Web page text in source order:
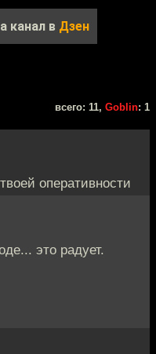
канал в Дзен
всего: 11, Goblin: 1
оперативности
это радует.